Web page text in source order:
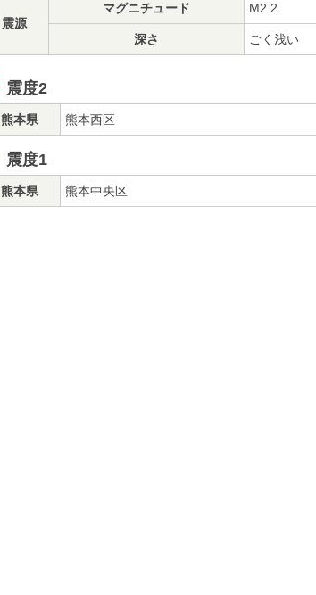
震源
マグニチュード M2.2
深さ ごく浅い
震度2
熊本県 熊本西区
震度1
熊本県 熊本中央区